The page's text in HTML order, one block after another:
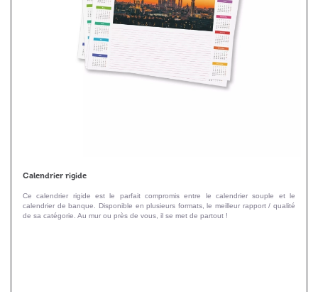
Calendrier rigide
Ce calendrier rigide est le parfait compromis entre le calendrier souple et le
calendrier de banque. Disponible en plusieurs formats, le meilleur rapport / qualité
de sa catégorie. Au mur ou près de vous, il se met de partout !